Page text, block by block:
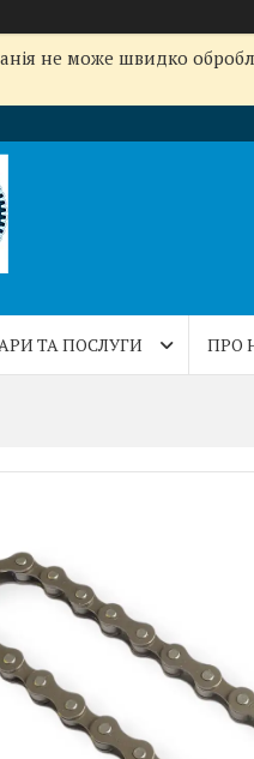
не може швидко
ТА ПОСЛУГИ ПРО